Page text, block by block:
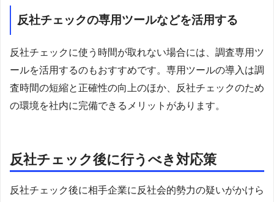
反社チェックの専用ツールなどを活用する
反社チェックに使う時間が取れない場合には、調査専用ツ
ールを活用するのもおすすめです。専用ツールの導入は調
査時間の短縮と正確性の向上のほか、反社チェックのため
の環境を社内に完備できるメリットがあります。
反社チェック後に行うべき対応策
反社チェック後に相手企業に反社会的勢力の疑いがかけら